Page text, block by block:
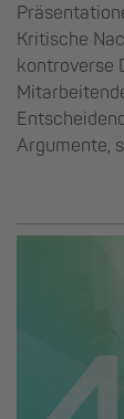
Kritische
kontroverse
Argumente,